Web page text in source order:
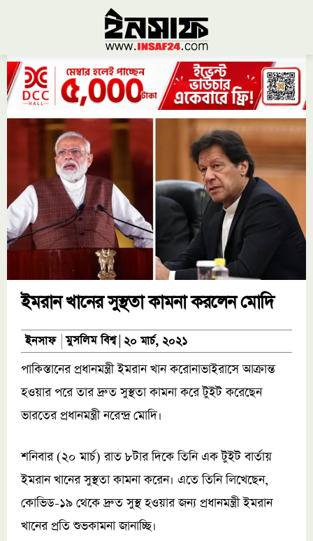
ইমরান খানের সুস্থতা কামনা করলেন মোদি
ইনসাফ মুসলিম বিশ্ব ২০ মার্চ, ২০২১
পাকিস্তানের প্রধানমন্ত্রী ইমরান খান করোনাভাইরাসে আক্রান্ত
হওয়ার পরে তার দ্রুত সুস্থতা কামনা করে টুইট করেছেন
ভারতের প্রধানমন্ত্রী নরেন্দ্র মোদি।
শনিবার (২০ মার্চ) রাত ৮টার দিকে তিনি এক টুইট বার্তায়
ইমরান খানের সুস্থতা কামনা করেন। এতে তিনি লিখেছেন,
কোভিড-১৯ থেকে দ্রুত সুস্থ হওয়ার জন্য প্রধানমন্ত্রী ইমরান
খানের প্রতি শুভকামনা জানাচ্ছি।